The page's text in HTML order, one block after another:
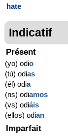
hate
Indicatif
Présent
(yo) odio
(tú) odias
(él) odia
(ns) odiamos
(vs) odiáis
(ellos) odian
Imparfait